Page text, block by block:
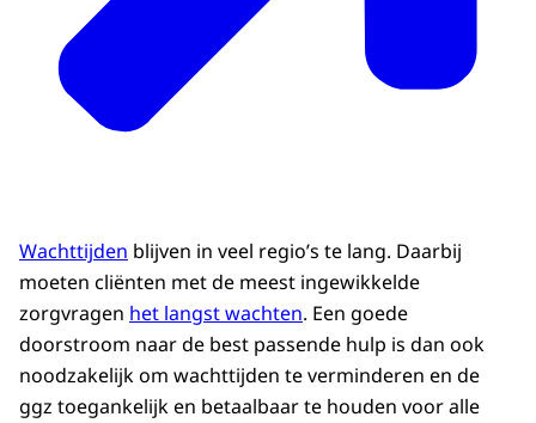
Wachttijden blijven in veel regio’s te lang. Daarbij
moeten cliënten met de meest ingewikkelde
zorgvragen het langst wachten. Een goede
doorstroom naar de best passende hulp is dan ook
noodzakelijk om wachttijden te verminderen en de
ggz toegankelijk en betaalbaar te houden voor alle